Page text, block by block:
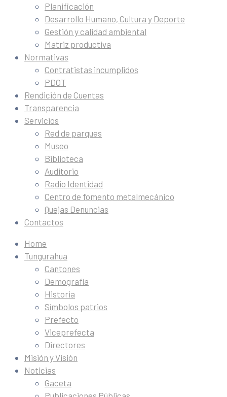
Planificación
Desarrollo Humano, Cultura y Deporte
Gestión y calidad ambiental
Matriz productiva
Normativas
Contratistas incumplidos
PDOT
Rendición de Cuentas
Transparencia
Servicios
Red de parques
Museo
Biblioteca
Auditorio
Radio Identidad
Centro de fomento metalmecánico
Quejas Denuncias
Contactos
Home
Tungurahua
Cantones
Demografía
Historia
Símbolos patrios
Prefecto
Viceprefecta
Directores
Misión y Visión
Noticias
Gaceta